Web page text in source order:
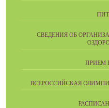
СВЕДЕНИЯ ОБ
ПРИЕМ
ВСЕРОССИЙСКАЯ